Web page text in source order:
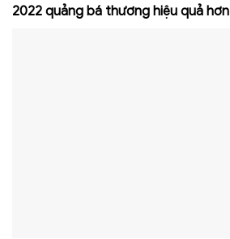
2022 quảng bá thương hiệu quả hơn